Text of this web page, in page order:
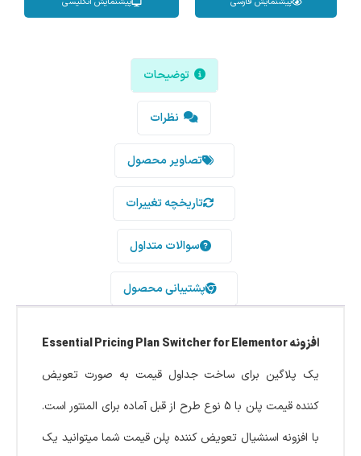
توضیحات
نظرات
تصاویر محصول
تاریخچه تغییرات
سوالات متداول
پشتیبانی محصول
افزونه Essential Pricing Plan Switcher for Elementor
یک پلاگین برای ساخت جداول قیمت به صورت تعویض
کننده قیمت پلن با 5 نوع طرح از قبل آماده برای المنتور است.
با افزونه اسنشیال تعویض کننده پلن قیمت شما میتوانید یک